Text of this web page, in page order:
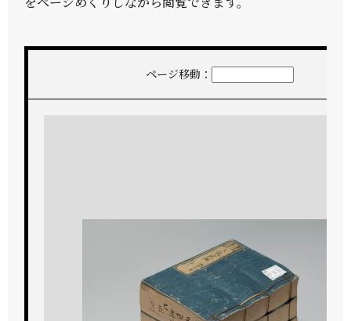
ページ移動：